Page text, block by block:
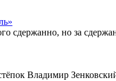
сдержанно, но за
Владимир